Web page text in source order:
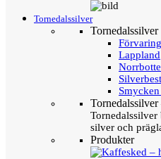
Tornedalssilver
Tornedalssilver
Förvaring
Lappland
silver och
Produkter